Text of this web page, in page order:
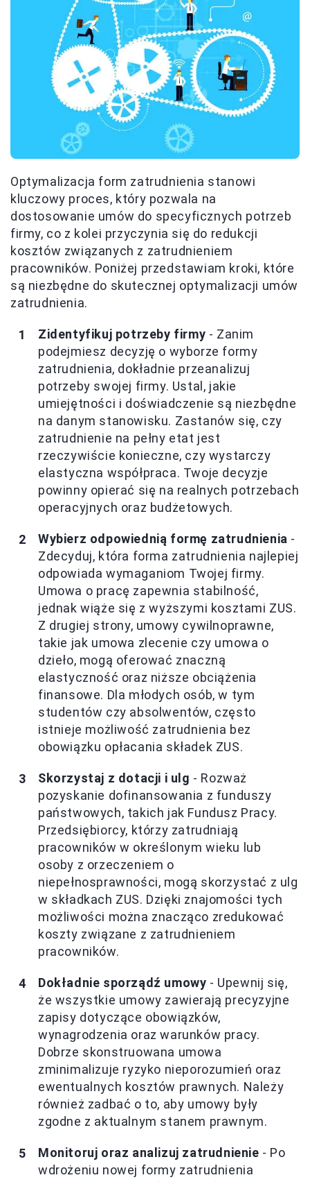
Optymalizacja form zatrudnienia stanowi
kluczowy proces, który pozwala na
dostosowanie umów do specyficznych potrzeb
firmy, co z kolei przyczynia się do redukcji
kosztów związanych z zatrudnieniem
pracowników. Poniżej przedstawiam kroki, które
są niezbędne do skutecznej optymalizacji umów
zatrudnienia.
Zidentyfikuj potrzeby firmy - Zanim
podejmiesz decyzję o wyborze formy
zatrudnienia, dokładnie przeanalizuj
potrzeby swojej firmy. Ustal, jakie
umiejętności i doświadczenie są niezbędne
na danym stanowisku. Zastanów się, czy
zatrudnienie na pełny etat jest
rzeczywiście konieczne, czy wystarczy
elastyczna współpraca. Twoje decyzje
powinny opierać się na realnych potrzebach
operacyjnych oraz budżetowych.
Wybierz odpowiednią formę zatrudnienia -
Zdecyduj, która forma zatrudnienia najlepiej
odpowiada wymaganiom Twojej firmy.
Umowa o pracę zapewnia stabilność,
jednak wiąże się z wyższymi kosztami ZUS.
Z drugiej strony, umowy cywilnoprawne,
takie jak umowa zlecenie czy umowa o
dzieło, mogą oferować znaczną
elastyczność oraz niższe obciążenia
finansowe. Dla młodych osób, w tym
studentów czy absolwentów, często
istnieje możliwość zatrudnienia bez
obowiązku opłacania składek ZUS.
Skorzystaj z dotacji i ulg - Rozważ
pozyskanie dofinansowania z funduszy
państwowych, takich jak Fundusz Pracy.
Przedsiębiorcy, którzy zatrudniają
pracowników w określonym wieku lub
osoby z orzeczeniem o
niepełnosprawności, mogą skorzystać z ulg
w składkach ZUS. Dzięki znajomości tych
możliwości można znacząco zredukować
koszty związane z zatrudnieniem
pracowników.
Dokładnie sporządź umowy - Upewnij się,
że wszystkie umowy zawierają precyzyjne
zapisy dotyczące obowiązków,
wynagrodzenia oraz warunków pracy.
Dobrze skonstruowana umowa
zminimalizuje ryzyko nieporozumień oraz
ewentualnych kosztów prawnych. Należy
również zadbać o to, aby umowy były
zgodne z aktualnym stanem prawnym.
Monitoruj oraz analizuj zatrudnienie - Po
wdrożeniu nowej formy zatrudnienia